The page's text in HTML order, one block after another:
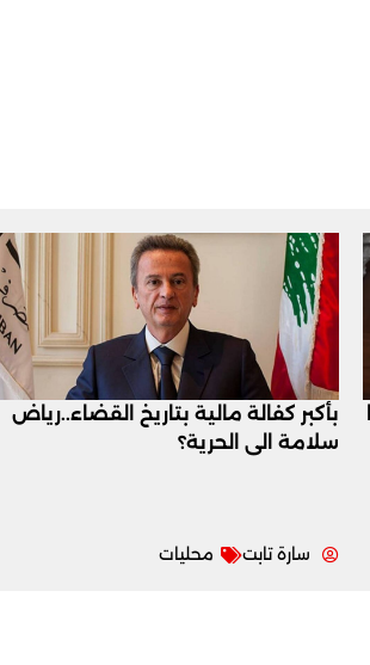
بأكبر كفالة مالية بتاريخ القضاء..رياض
سلامة الى الحرية؟
سارة تابت محليات